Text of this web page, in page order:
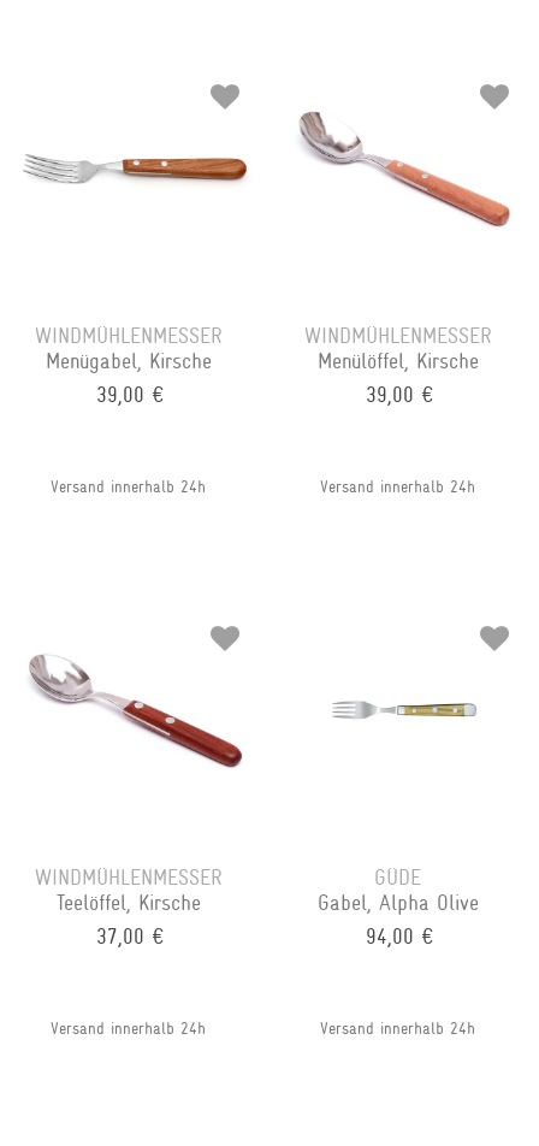
WINDMÜHLENMESSER
Menügabel, Kirsche
39,00 €
Versand innerhalb 24h
WINDMÜHLENMESSER
Menülöffel, Kirsche
39,00 €
Versand innerhalb 24h
WINDMÜHLENMESSER
Teelöffel, Kirsche
37,00 €
Versand innerhalb 24h
GÜDE
Gabel, Alpha Olive
94,00 €
Versand innerhalb 24h